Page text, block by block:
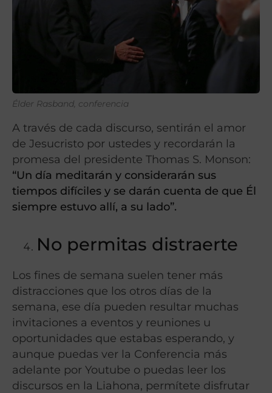
Élder Rasband, conferencia
A través de cada discurso, sentirán el amor
de Jesucristo por ustedes y recordarán la
promesa del presidente Thomas S. Monson:
“Un día meditarán y considerarán sus
tiempos difíciles y se darán cuenta de que Él
siempre estuvo allí, a su lado”.
No permitas distraerte
Los fines de semana suelen tener más
distracciones que los otros días de la
semana, ese día pueden resultar muchas
invitaciones a eventos y reuniones u
oportunidades que estabas esperando, y
aunque puedas ver la Conferencia más
adelante por Youtube o puedas leer los
discursos en la Liahona, permítete disfrutar